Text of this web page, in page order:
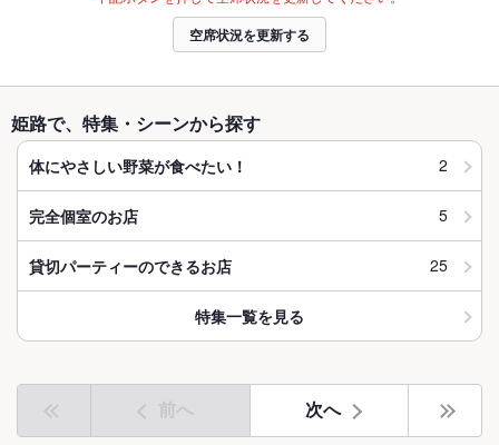
空席状況を更新する
姫路で、特集・シーンから探す
体にやさしい野菜が食べたい！ 2
完全個室のお店 5
貸切パーティーのできるお店 25
特集一覧を見る
前へ 次へ